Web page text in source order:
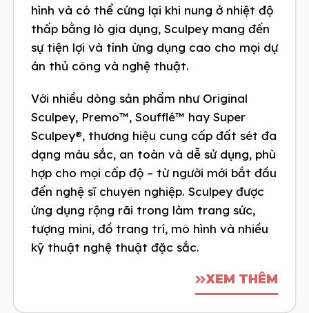
hình và có thể cứng lại khi nung ở nhiệt độ
thấp bằng lò gia dụng, Sculpey mang đến
sự tiện lợi và tính ứng dụng cao cho mọi dự
án thủ công và nghệ thuật.
Với nhiều dòng sản phẩm như Original
Sculpey, Premo™, Soufflé™ hay Super
Sculpey®, thương hiệu cung cấp đất sét đa
dạng màu sắc, an toàn và dễ sử dụng, phù
hợp cho mọi cấp độ – từ người mới bắt đầu
đến nghệ sĩ chuyên nghiệp. Sculpey được
ứng dụng rộng rãi trong làm trang sức,
tượng mini, đồ trang trí, mô hình và nhiều
kỹ thuật nghệ thuật đặc sắc.
XEM THÊM